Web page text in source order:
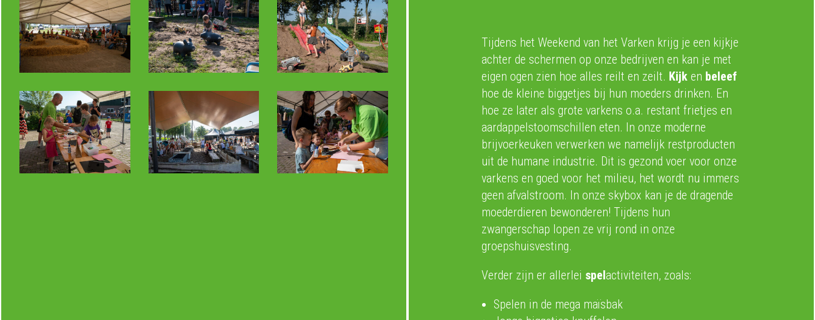
Tijdens het Weekend van het Varken krijg je een kijkje
achter de schermen op onze bedrijven en kan je met
eigen ogen zien hoe alles reilt en zeilt. Kijk en beleef
hoe de kleine biggetjes bij hun moeders drinken. En
hoe ze later als grote varkens o.a. restant frietjes en
aardappelstoomschillen eten. In onze moderne
brijvoerkeuken verwerken we namelijk restproducten
uit de humane industrie. Dit is gezond voer voor onze
varkens en goed voor het milieu, het wordt nu immers
geen afvalstroom. In onze skybox kan je de dragende
moederdieren bewonderen! Tijdens hun
zwangerschap lopen ze vrij rond in onze
groepshuisvesting.
Verder zijn er allerlei spelactiviteiten, zoals:
Spelen in de mega maïsbak